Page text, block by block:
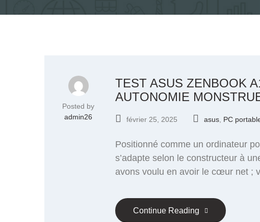
Posted by
admin26
TEST ASUS ZENBOOK
AUTONOMIE
février 25, 2025 asus PC
Positionné comme un ordinateur
s’adapte selon le constructeur à
avons voulu en avoir le cœur net ;
Continue Reading